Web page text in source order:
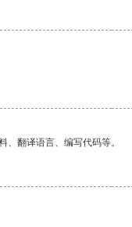
翻译语言、编写代码等。